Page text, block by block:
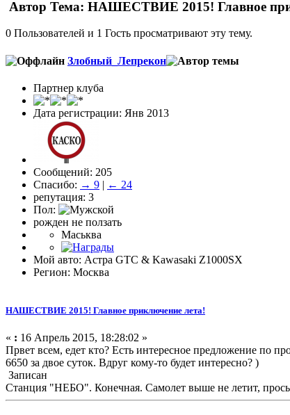
Автор Тема: НАШЕСТВИЕ 2015! Главное
0 Пользователей и 1 Гость просматривают эту тему.
Злобный_Лепрекон
Партнер клуба
Дата регистрации: Янв 2013
Сообщений: 205
Спасибо: → 9 | ← 24
репутация: 3
Пол:
рожден не ползать
Маськва
Мой авто: Астра GTC & Kawasaki Z1000SX
Регион: Москва
НАШЕСТВИЕ 2015! Главное приключение лета!
« : 16 Апрель 2015, 18:28:02 »
Првет всем, едет кто? Есть интересное предложение по
6650 за двое суток. Вдруг кому-то будет интересно? )
Записан
Станция "НЕБО". Конечная. Самолет выше не летит,